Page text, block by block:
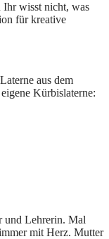
Ihr wisst nicht, was
für kreative
aus dem
Kürbislaterne:
und Lehrerin. Mal
mit Herz. Mutter